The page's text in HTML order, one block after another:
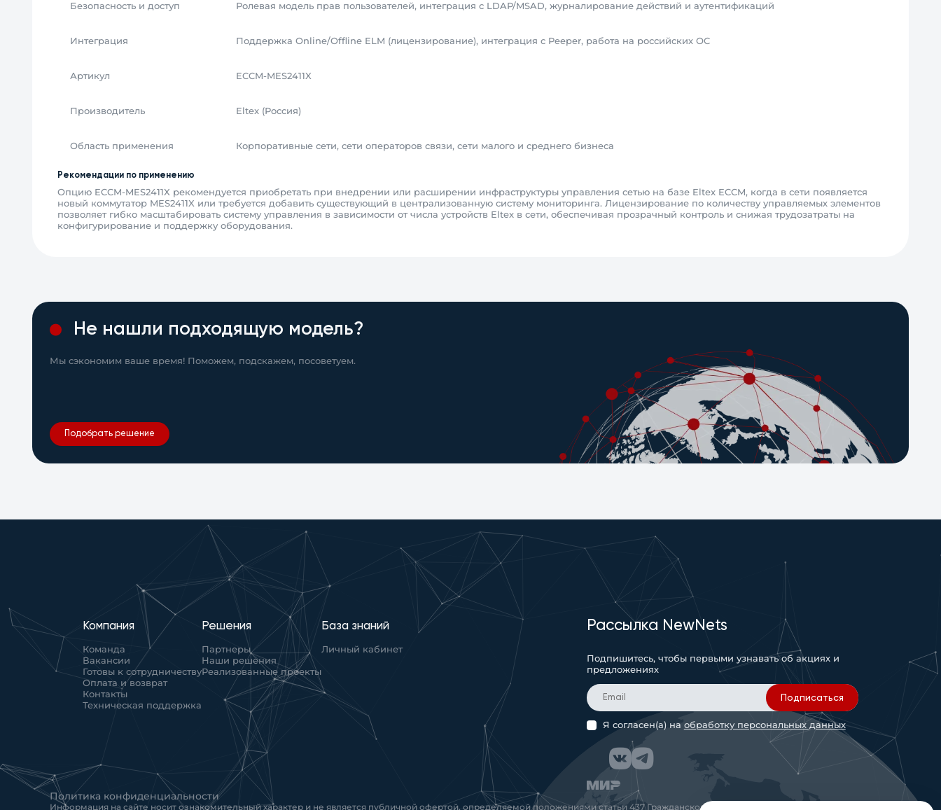
Безопасность и доступ Ролевая модель прав пользователей, интеграция с LDAP/MSAD, журналирование действий и аутентификаций
Интеграция Поддержка Online/Offline ELM (лицензирование), интеграция с Peeper, работа на российских ОС
Артикул ECCM-MES2411X
Производитель Eltex (Россия)
Область применения Корпоративные сети, сети операторов связи, сети малого и среднего бизнеса
Рекомендации по применению
Опцию ECCM-MES2411X рекомендуется приобретать при внедрении или расширении инфраструктуры управления сетью на базе Eltex ECCM, когда в сети появляется
новый коммутатор MES2411X или требуется добавить существующий в централизованную систему мониторинга. Лицензирование по количеству управляемых элементов
позволяет гибко масштабировать систему управления в зависимости от числа устройств Eltex в сети, обеспечивая прозрачный контроль и снижая трудозатраты на
конфигурирование и поддержку оборудования.
Не нашли подходящую модель?
Мы сэкономим ваше время! Поможем, подскажем, посоветуем.
Подобрать решение
Компания
Команда
Вакансии
Готовы к сотрудничеству
Оплата и возврат
Контакты
Техническая поддержка
Решения
Партнеры
Наши решения
Реализованные проекты
База знаний
Личный кабинет
Рассылка NewNets
Подпишитесь, чтобы первыми узнавать об акциях и
предложениях
Подписаться
Я согласен(а) на обработку персональных данных
Политика конфиденциальности
Информация на сайте носит ознакомительный характер и не является публичной офертой, определяемой положениями статьи 437 Гражданского кодекса РФ